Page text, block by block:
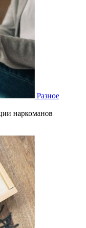
Разное
наркоманов